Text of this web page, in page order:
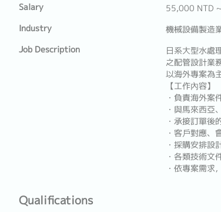
Salary
55,000 NTD
Industry
機械設備製造
Job Description
日系大型水處
之配管設計業務
以海外專案為
【工作內容】
・負責海外案
・與馬來西亞
・承接訂單後
・客戶對應
・採購安排設
・各類技術文
・依專案需求
Qualifications